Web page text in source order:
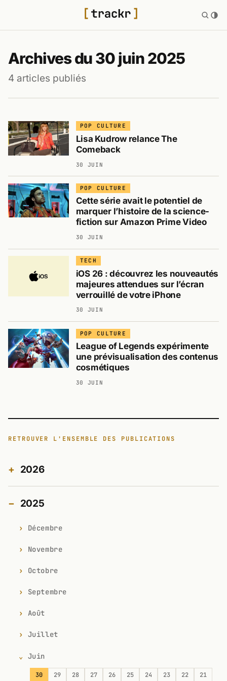
Archives du 30 juin 2025
4 articles publiés
POP CULTURE
Lisa Kudrow relance The
Comeback
30 JUIN
POP CULTURE
Cette série avait le potentiel de
marquer l’histoire de la science-
fiction sur Amazon Prime Video
30 JUIN
TECH
iOS 26 : découvrez les nouveautés
majeures attendues sur l’écran
verrouillé de votre iPhone
30 JUIN
POP CULTURE
League of Legends expérimente
une prévisualisation des contenus
cosmétiques
30 JUIN
RETROUVER L'ENSEMBLE DES PUBLICATIONS
2026
2025
Décembre
Novembre
Octobre
Septembre
Août
Juillet
Juin
30 29 28 27 26 25 24 23 22 21